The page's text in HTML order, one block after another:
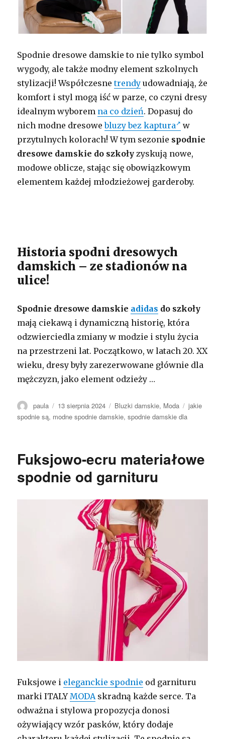
Spodnie dresowe damskie to nie tylko symbol
wygody, ale także modny element szkolnych
stylizacji! Współczesnetrendy udowadniają, że
komfort i styl mogą iść w parze, co czyni dresy
idealnym wyborem na co dzień. Dopasuj do
nich modne dresowebluzy bez kaptura
w
przytulnych kolorach! W tym sezonie spodnie
dresowe damskie do szkoły zyskują nowe,
modowe oblicze, stając się obowiązkowym
elementem każdej młodzieżowej garderoby.
Historia spodni dresowych
damskich – ze stadionów na
ulice!
Spodnie dresowe damskie adidas do szkoły
mają ciekawą i dynamiczną historię, która
odzwierciedla zmiany w modzie i stylu życia
na przestrzeni lat. Początkowo, w latach 20. XX
wieku, dresy były zarezerwowane głównie dla
mężczyzn, jako element odzieży …
Autor
paula Opublikowano
13 sierpnia 2024 Kategorie
Bluzki damskie, Moda Tagi
jakie
spodnie są, modne spodnie damskie,spodnie damskie dla
Fuksjowo-ecru materiałowe
spodnie od garnituru
Fuksjowe i eleganckie spodnie od garnituru
marki ITALY MODA skradną każde serce. Ta
odważna i stylowa propozycja donosi
ożywiający wzór pasków, który dodaje